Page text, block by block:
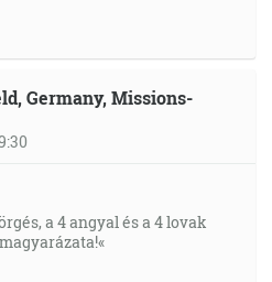
Germany, Missions-
a 4 angyal és a 4 lovak